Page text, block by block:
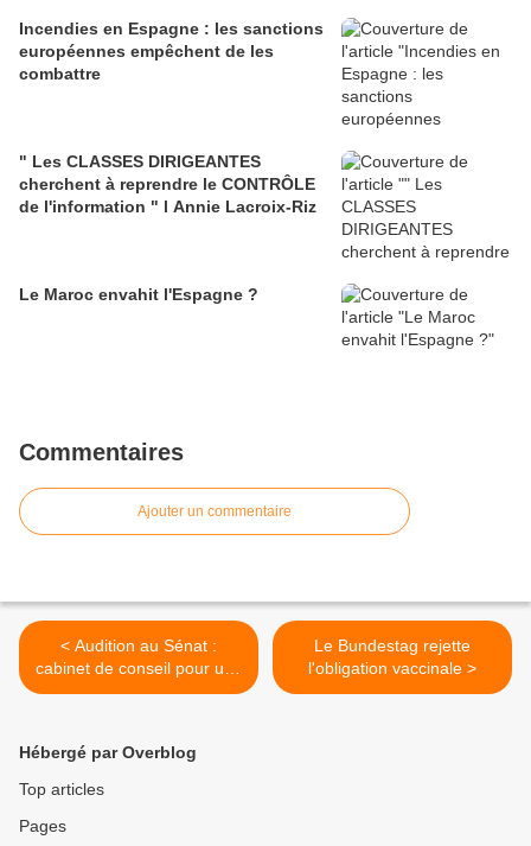
Incendies en Espagne : les sanctions
européennes empêchent de les
combattre
" Les CLASSES DIRIGEANTES
cherchent à reprendre le CONTRÔLE
de l'information " l Annie Lacroix-Riz
Le Maroc envahit l'Espagne ?
Commentaires
Ajouter un commentaire
< Audition au Sénat :
cabinet de conseil pour une
mission petite enfance
Le Bundestag rejette
l'obligation vaccinale >
Hébergé par Overblog
Top articles
Pages